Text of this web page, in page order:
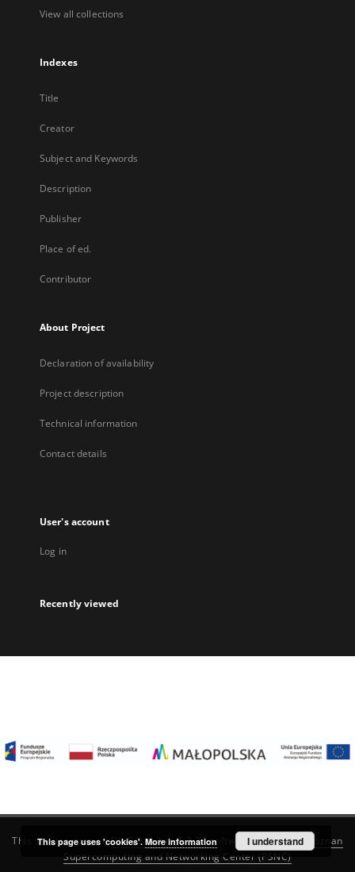
View all collections
Indexes
Title
Creator
Subject and Keywords
Description
Publisher
Place of ed.
Contributor
About Project
Declaration of availability
Project description
Technical information
Contact details
User's account
Log in
Recently viewed
This service runs onDInGO dLibra 6.3.22software created by
Poznan
Supercomputing and Networking Center (PSNC)
This page uses 'cookies'. More information I understand